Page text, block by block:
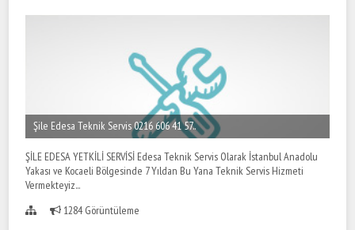
Şile Edesa Teknik Servis 0216 606 41 57..
ŞİLE EDESA YETKİLİ SERVİSİ Edesa Teknik Servis Olarak İstanbul Anadolu
Yakası ve Kocaeli Bölgesinde 7 Yıldan Bu Yana Teknik Servis Hizmeti
Vermekteyiz...
1284 Görüntüleme